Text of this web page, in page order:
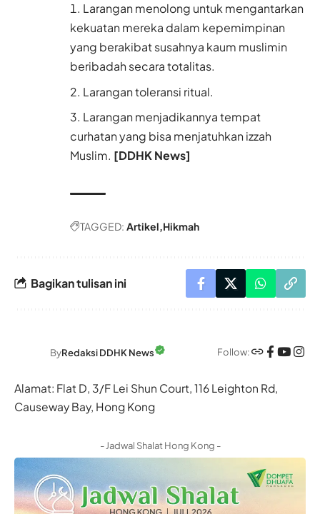
Larangan menolong untuk mengantarkan
kekuatan mereka dalam kepemimpinan
yang berakibat susahnya kaum muslimin
beribadah secara totalitas.
Larangan toleransi ritual.
Larangan menjadikannya tempat
curhatan yang bisa menjatuhkan izzah
Muslim. [DDHK News]
TAGGED: Artikel Hikmah
Bagikan tulisan ini
ByRedaksi DDHK News Follow:
Alamat: Flat D, 3/F Lei Shun Court, 116 Leighton Rd,
Causeway Bay, Hong Kong
- Jadwal Shalat Hong Kong -